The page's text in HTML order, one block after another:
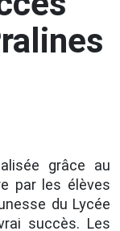
grâce au
par les élèves
du Lycée
succès. Les